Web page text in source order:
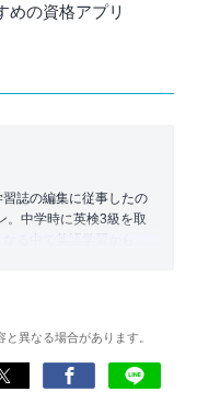
めの資格アプリ
誌の編集に従事したの
。中学時に英検3級を取
る中で英語学習から遠
異なる場合があります。